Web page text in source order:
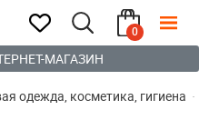
0
МАГАЗИН
одежда, косметика, гигиена